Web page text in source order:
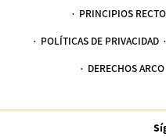
PRINCIPIOS
POLÍTICAS DE PRIVACIDAD
DERECHOS ARCO